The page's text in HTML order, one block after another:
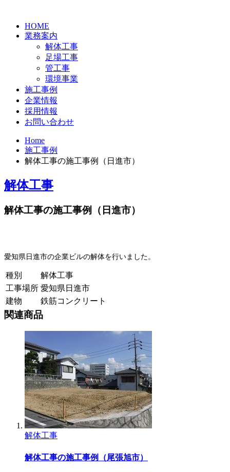
HOME
業務案内
解体工事
足場工事
管工事
環境事業
施工事例
企業情報
採用情報
お問い合わせ
Home
施工事例
解体工事の施工事例（日進市）
解体工事
解体工事の施工事例（日進市）
愛知県日進市の企業ビルの解体を行いました。
種別
解体工事
工事場所 愛知県日進市
建物
鉄筋コンクリート
関連商品
解体工事
解体工事の施工事例（尾張旭市）